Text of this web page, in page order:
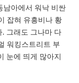
남아에서 워낙 비싼
잡혀 유흥비나 황
그래도 그나마 다
워킹스트리트 부
눈에 띄게 많아지